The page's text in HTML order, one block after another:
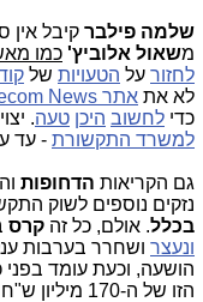
שלמה פילבר קיבל אין
משאול אלוביץ' כמו
לחזור על הטעויות של
לא את אתר Telecom News
כדי לחשוב היכן טעה.
למשרד התקשורת - עד
גם הקריאות הדחופות
נזקים נוספים לשוק
בכלל. אולם, כל זה קרס
ונעצר ושחרר בערבות
הושעה, וכעת עומד
הזו של ה-